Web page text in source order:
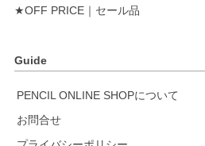
★OFF PRICE｜セール品
Guide
PENCIL ONLINE SHOPについて
お問合せ